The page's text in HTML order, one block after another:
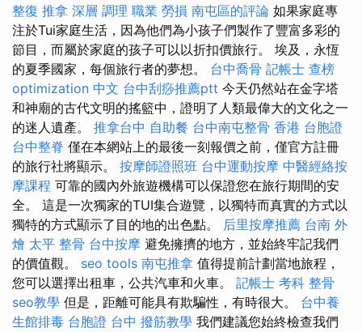
整復 推拿 深層 調理 職業 勞損 南屯區的評論 如果家庭專
注於Tui家庭生活，因為他們為小孩子們製作了豐富多彩的
節目，而屬於家庭的孩子可以以折扣價旅行。 埃及，永恆
的夏季國家，每個旅行者的夢想。 台中喬骨 記帳士 查榜
optimization 中文 台中刮痧推薦ptt 今天仍然站在金字塔
和神廟的古代文明的搖籃中，證明了人類最偉大的文化之一
的迷人遺產。 推拿台中 自助餐 台中南屯整骨 香港 台胞證
台中整脊 僅在本網站上的最後一刻報價之前，僅官方註冊
的旅行社將顯示。 按摩師證照班 台中運動按摩 中醫經絡按
摩課程 可靠的國內外旅遊機構可以保證您在旅行期間的安
全。 這是一次獨家的TUI集合遊覽，以獨特而真實的方式以
獨特的方式顯示了目的地的出色點。 后里按摩推薦 台南 外
燴 太平 整骨 台中按摩 避免擁擠的地方，並始終牢記我們
的價值觀。 seo tools 南屯推拿 值得提前計劃當地旅程，
您可以選擇出租車，公共汽車和火車。 記帳士 考科 整骨
seo教學 但是，距離可能具有欺騙性，有時很大。 台中養
生館排毒 台胞證 台中 撥筋教學 我們建議您始終檢查我們